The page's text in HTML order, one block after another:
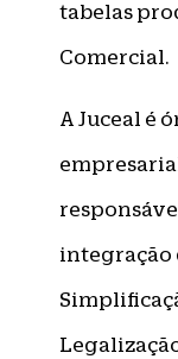
tabelas
Comercial.
A Juceal é
integração